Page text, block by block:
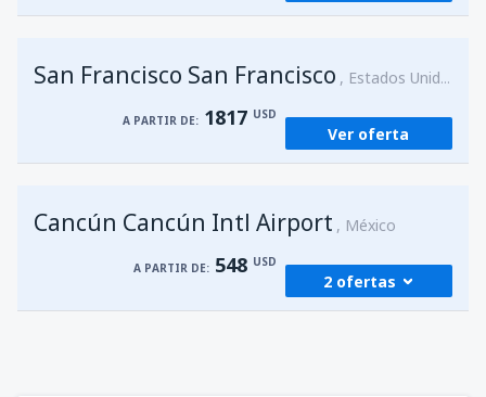
San Francisco San Francisco Estados Unidos
A PARTIR DE: 1817 USD
Ver oferta
Cancún Cancún Intl Airport México
A PARTIR DE: 548 USD
2 ofertas